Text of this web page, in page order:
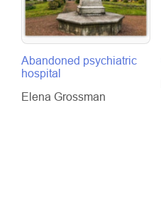
Abandoned psychiatric
hospital
Elena Grossman